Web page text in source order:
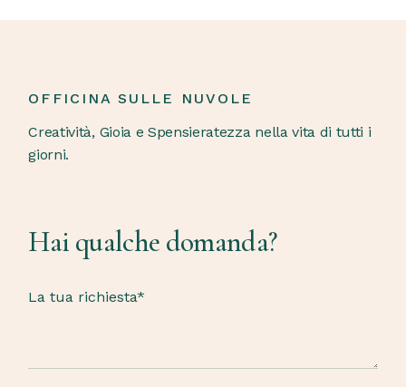
OFFICINA SULLE NUVOLE
Creatività, Gioia e Spensieratezza nella vita di tutti i
giorni.
Hai qualche domanda?